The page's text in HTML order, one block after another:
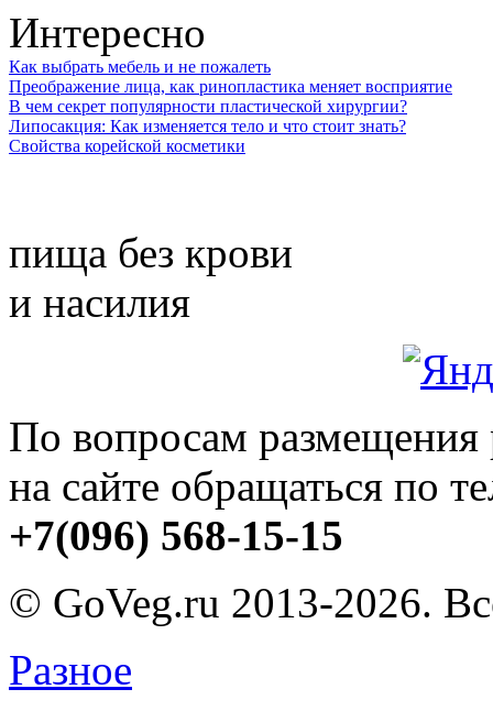
Интересно
Как выбрать мебель и не пожалеть
Преображение лица, как ринопластика меняет восприятие
В чем секрет популярности пластической хирургии?
Липосакция: Как изменяется тело и что стоит знать?
Свойства корейской косметики
пища без крови
и насилия
По вопросам размещения
на сайте обращаться по
+7(096) 568-15-15
© GoVeg.ru 2013-2026.
Разное